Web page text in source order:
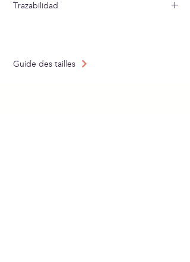
Trazabilidad
Guide des tailles